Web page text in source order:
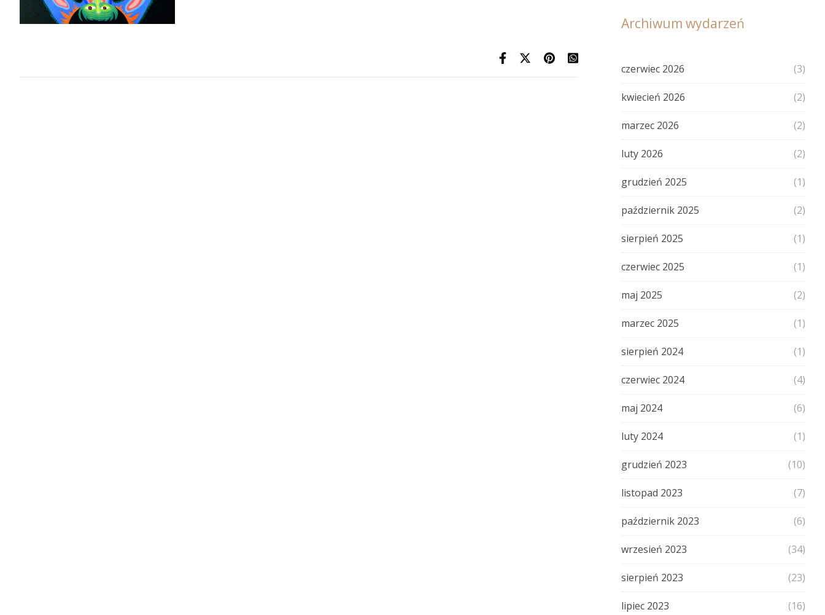
Archiwum wydarzeń
czerwiec 2026 (3)
kwiecień 2026 (2)
marzec 2026 (2)
luty 2026 (2)
grudzień 2025 (1)
październik 2025 (2)
sierpień 2025 (1)
czerwiec 2025 (1)
maj 2025 (2)
marzec 2025 (1)
sierpień 2024 (1)
czerwiec 2024 (4)
maj 2024 (6)
luty 2024 (1)
grudzień 2023 (10)
listopad 2023 (7)
październik 2023 (6)
wrzesień 2023 (34)
sierpień 2023 (23)
lipiec 2023 (16)